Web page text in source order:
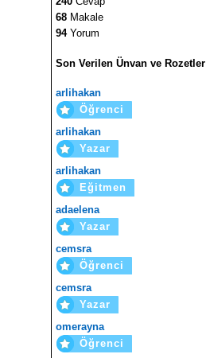
68 Makale
94Yorum
Son Verilen Ünvan ve Rozetler
arlihakan
Öğrenci
arlihakan
Yazar
arlihakan
Eğitmen
adaelena
Yazar
cemsra
Öğrenci
cemsra
Yazar
omerayna
Öğrenci